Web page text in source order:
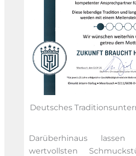
Deutsches
Darüberhinaus
wertvollsten